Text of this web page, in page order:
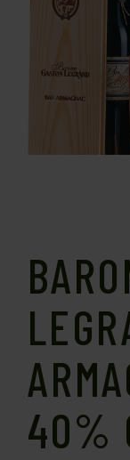
40%